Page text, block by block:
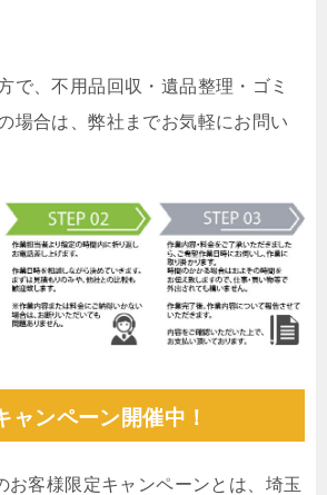
で、不用品回収・遺品整理・ゴミ
場合は、弊社までお気軽にお問い
ャンペーン開催中！
お客様限定キャンペーンとは、埼玉